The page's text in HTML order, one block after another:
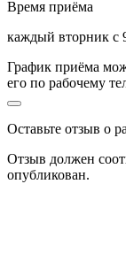
Время приёма
каждый вторник с
График приёма
его по рабочему
Оставьте отзыв о
Отзыв должен
опубликован.